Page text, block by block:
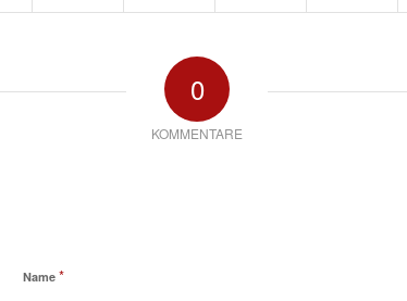
0
KOMMENTARE
Name*